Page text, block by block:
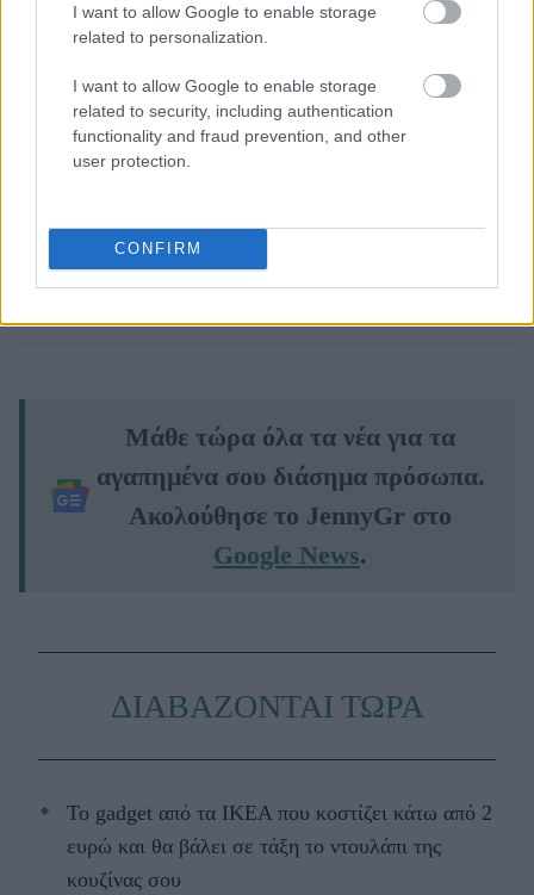
I want to allow Google to enable storage
related to personalization.
I want to allow Google to enable storage
related to security, including authentication
functionality and fraud prevention, and other
user protection.
CONFIRM
Μάθε τώρα όλα τα νέα για τα
αγαπημένα σου διάσημα πρόσωπα.
Ακολούθησε το JennyGr στο
Google News.
ΔΙΑΒΑΖΟΝΤΑΙ ΤΩΡΑ
Το gadget από τα IKEA που κοστίζει κάτω από 2
ευρώ και θα βάλει σε τάξη το ντουλάπι της
κουζίνας σου